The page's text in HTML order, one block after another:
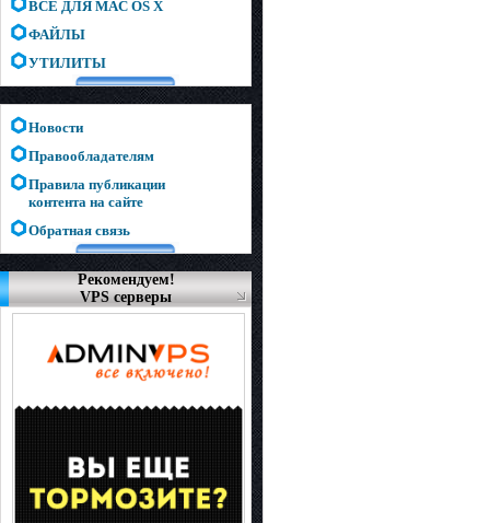
ВСЕ ДЛЯ MAC OS X
ФАЙЛЫ
УТИЛИТЫ
Новости
Правообладателям
Правила публикации
контента на сайте
Обратная связь
Рекомендуем!
VPS серверы